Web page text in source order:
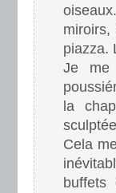
piazza.
Je me
la
Cela
buffets